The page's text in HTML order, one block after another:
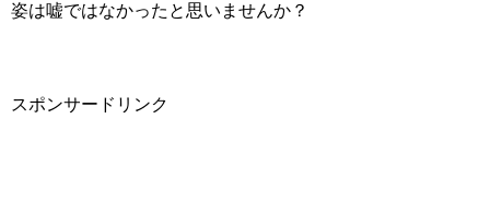
姿は嘘ではなかったと思いませんか？
スポンサードリンク